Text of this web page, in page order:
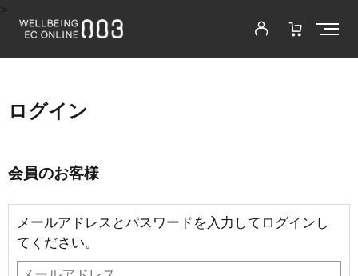
ログイン
会員のお客様
メールアドレスとパスワードを入力してログインし
てください。